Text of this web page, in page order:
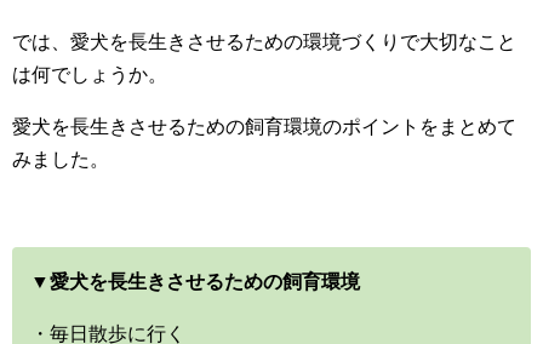
では、愛犬を長生きさせるための環境づくりで大切なこと
は何でしょうか。
愛犬を長生きさせるための飼育環境のポイントをまとめて
みました。
▼愛犬を長生きさせるための飼育環境
・毎日散歩に行く